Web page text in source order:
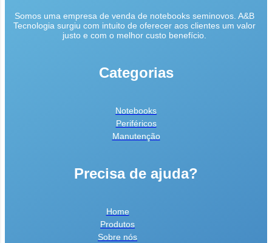
Somos uma empresa de venda de notebooks seminovos. A&B
Tecnologia surgiu com intuito de oferecer aos clientes um valor
justo e com o melhor custo benefício.
Categorias
Notebooks
Periféricos
Manutenção
Precisa de ajuda?
Home
Produtos
Sobre nós